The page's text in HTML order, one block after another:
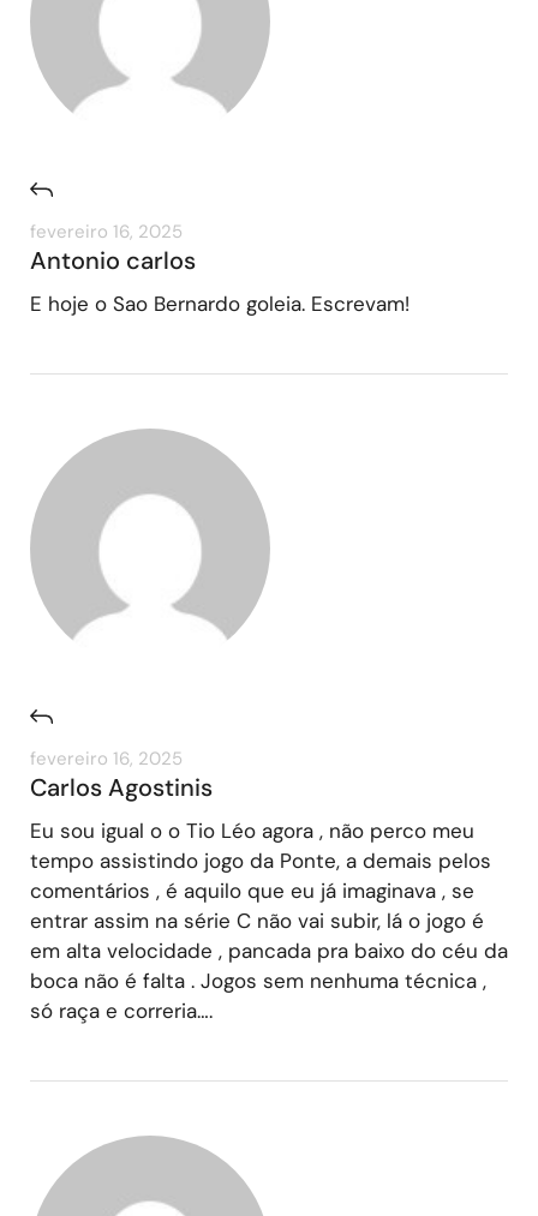
fevereiro 16, 2025
Antonio carlos
E hoje o Sao Bernardo goleia. Escrevam!
fevereiro 16, 2025
Carlos Agostinis
Eu sou igual o o Tio Léo agora , não perco meu
tempo assistindo jogo da Ponte, a demais pelos
comentários , é aquilo que eu já imaginava , se
entrar assim na série C não vai subir, lá o jogo é
em alta velocidade , pancada pra baixo do céu da
boca não é falta . Jogos sem nenhuma técnica ,
só raça e correria….